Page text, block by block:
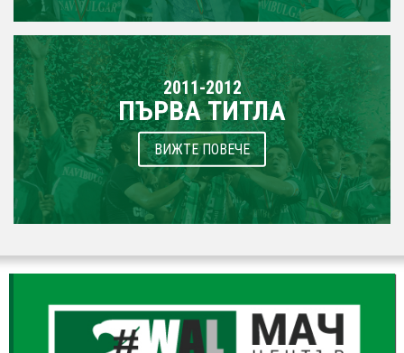
2011-2012
ПЪРВА ТИТЛА
ВИЖТЕ ПОВЕЧЕ